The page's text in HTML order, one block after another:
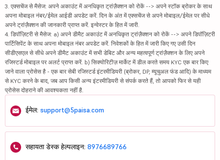
3. एक्सचेंज से मैसेज: अपने अकाउंट में अनधिकृत ट्रांज़ैक्शन को रोकें --> अपने स्टॉक ब्रोकर के साथ
अपना मोबाइल नंबर/ईमेल आईडी अपडेट करें. दिन के अंत में एक्सचेंज से अपने मोबाइल/ईमेल पर सीधे
अपने ट्रांज़ैक्शन की जानकारी प्राप्त करें. इन्वेस्टर के हित में जारी.
4. डिपॉज़िटरी से मैसेज: a) अपने डीमैट अकाउंट में अनधिकृत ट्रांज़ैक्शन को रोकें --> अपने डिपॉज़िटरी
पार्टिसिपेंट के साथ अपना मोबाइल नंबर अपडेट करें. निवेशकों के हित में जारी किए गए उसी दिन
सीडीएसएल से सीधे अपने डीमैट अकाउंट में सभी डेबिट और अन्य महत्वपूर्ण ट्रांज़ैक्शन के लिए अपने
रजिस्टर्ड मोबाइल पर अलर्ट प्राप्त करें. b) सिक्योरिटीज़ मार्केट में डील करते समय KYC एक बार किए
जाने वाला प्रोसेस है - एक बार सेबी रजिस्टर्ड इंटरमीडियरी (ब्रोकर, DP, म्यूचुअल फंड आदि) के माध्यम
से KYC करने के बाद, जब आप किसी अन्य इंटरमीडियरी से संपर्क करते हैं, तो आपको फिर से यही
प्रोसेस दोहराने की आवश्यकता नहीं है.
ईमेल: support@5paisa.com
सहायता डेस्क हेल्पलाइन: 8976689766